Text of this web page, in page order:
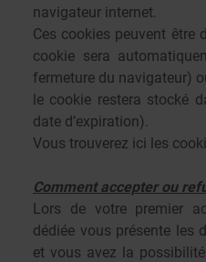
navigateur internet.
Ces cookies peuvent être
cookie sera
fermeture du navigateur)
le cookie restera stocké
date d’expiration).
Vous trouverez ici les
Comment accepter ou
Lors de votre premier
dédiée vous présente les
et vous avez la